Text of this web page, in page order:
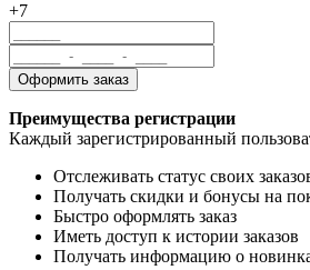
+7
Преимущества регистрации
Каждый зарегистрированный
Отслеживать статус своих
Получать скидки и бонусы на
Быстро оформлять заказ
Иметь доступ к истории заказов
Получать информацию о